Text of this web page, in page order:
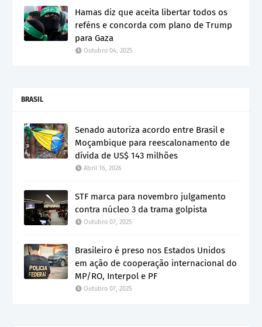
Hamas diz que aceita libertar todos os
reféns e concorda com plano de Trump
para Gaza
Outubro 04, 2025
BRASIL
Senado autoriza acordo entre Brasil e
Moçambique para reescalonamento de
dívida de US$ 143 milhões
Abril 16, 2026
STF marca para novembro julgamento
contra núcleo 3 da trama golpista
Outubro 07, 2025
Brasileiro é preso nos Estados Unidos
em ação de cooperação internacional do
MP/RO, Interpol e PF
Outubro 07, 2025